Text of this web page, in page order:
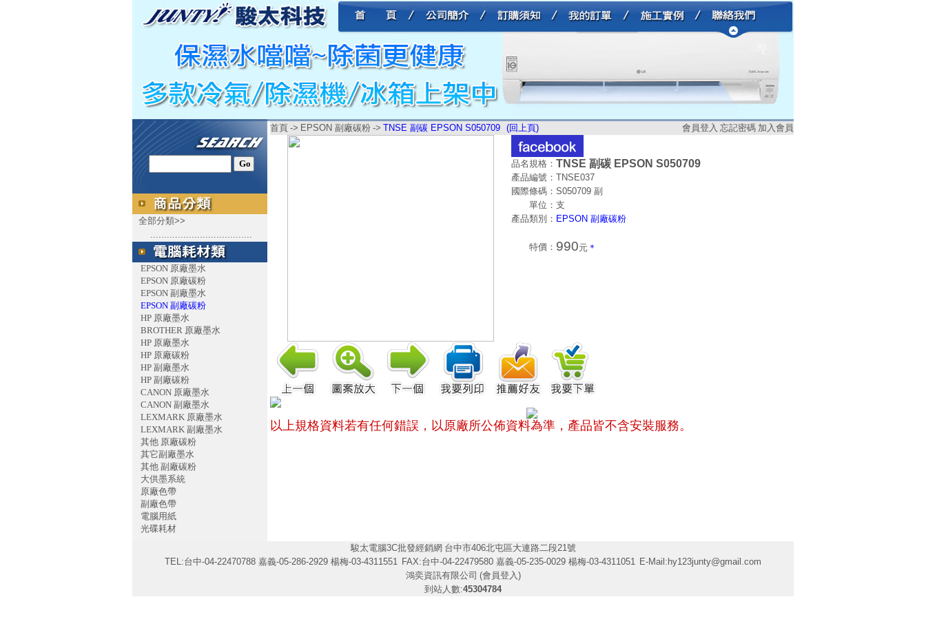
全部分類>>
.....................................
EPSON 原廠墨水
EPSON 原廠碳粉
EPSON 副廠墨水
EPSON 副廠碳粉
HP 原廠墨水
BROTHER 原廠墨水
HP 原廠墨水
HP 原廠碳粉
HP 副廠墨水
HP 副廠碳粉
CANON 原廠墨水
CANON 副廠墨水
LEXMARK 原廠墨水
LEXMARK 副廠墨水
其他 原廠碳粉
其它副廠墨水
其他 副廠碳粉
大供墨系統
原廠色帶
副廠色帶
電腦用紙
光碟耗材
首頁 -> EPSON 副廠碳粉 -> TNSE 副碳 EPSON S050709 (回上頁) 會員登入 忘記密碼 加入會員
品名規格： TNSE 副碳 EPSON S050709
產品編號： TNSE037
國際條碼： S050709 副
單位： 支
產品類別： EPSON 副廠碳粉
特價： 990元 ＊
以上規格資料若有任何錯誤，以原廠所公佈資料為準， 產品皆不含安裝服務。
駿太電腦3C批發經銷網 台中市406北屯區大連路二段21號
TEL:台中-04-22470788 嘉義-05-286-2929 楊梅-03-4311551 FAX:台中-04-22479580 嘉義-05-235-0029 楊梅-03-4311051 E-Mail: hy123junty@gmail.com
鴻奕資訊有限公司 (會員登入)
到站人數:45304784